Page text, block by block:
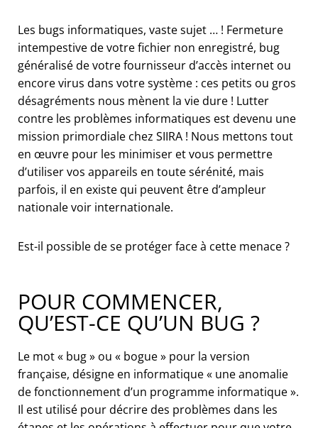
Les bugs informatiques, vaste sujet … ! Fermeture
intempestive de votre fichier non enregistré, bug
généralisé de votre fournisseur d’accès internet ou
encore virus dans votre système : ces petits ou gros
désagréments nous mènent la vie dure ! Lutter
contre les problèmes informatiques est devenu une
mission primordiale chez SIIRA ! Nous mettons tout
en œuvre pour les minimiser et vous permettre
d’utiliser vos appareils en toute sérénité, mais
parfois, il en existe qui peuvent être d’ampleur
nationale voir internationale.
Est-il possible de se protéger face à cette menace ?
POUR COMMENCER,
QU’EST-CE QU’UN BUG ?
Le mot « bug » ou « bogue » pour la version
française, désigne en informatique « une anomalie
de fonctionnement d’un programme informatique ».
Il est utilisé pour décrire des problèmes dans les